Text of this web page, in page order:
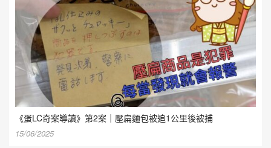
《蛋LC奇案導讀》第2案｜壓扁麵包被追1公里後被捕
15/06/2025